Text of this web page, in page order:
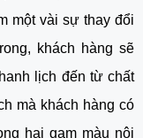
một vài sự thay đổi
khách hàng sẽ
lịch đến từ chất
mà khách hàng có
hai gam màu nội